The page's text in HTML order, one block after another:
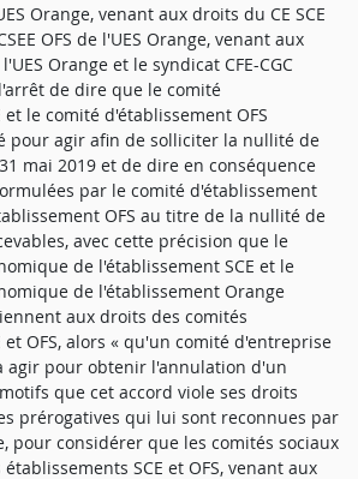
Orange, venant aux droits du CE SCE
OFS de l'UES Orange, venant aux
Orange et le syndicat CFE-CGC
de dire que le comité
et le comité d'établissement OFS
pour agir afin de solliciter la nullité de
mai 2019 et de dire en conséquence
par le comité d'établissement
OFS au titre de la nullité de
avec cette précision que le
de l'établissement SCE et le
de l'établissement Orange
aux droits des comités
et OFS, alors « qu'un comité d'entreprise
agir pour obtenir l'annulation d'un
que cet accord viole ses droits
prérogatives qui lui sont reconnues par
pour considérer que les comités sociaux
SCE et OFS, venant aux